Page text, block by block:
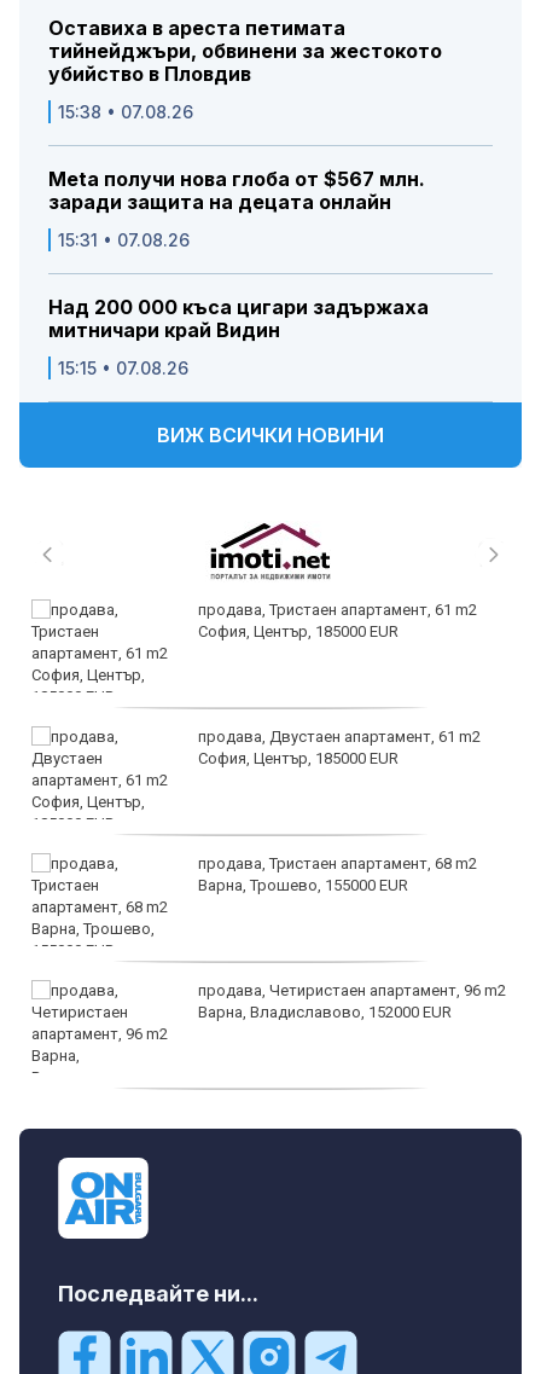
Оставиха в ареста петимата
тийнейджъри, обвинени за жестокото
убийство в Пловдив
15:38 • 07.08.26
Meta получи нова глоба от $567 млн.
заради защита на децата онлайн
15:31 • 07.08.26
Над 200 000 къса цигари задържаха
митничари край Видин
15:15 • 07.08.26
ВИЖ ВСИЧКИ НОВИНИ
продава, Тристаен апартамент, 61 m2
София, Център, 185000 EUR
продава, Двустаен апартамент, 61 m2
София, Център, 185000 EUR
продава, Тристаен апартамент, 68 m2
Варна, Трошево, 155000 EUR
продава, Четиристаен апартамент, 96 m2
Варна, Владиславово, 152000 EUR
Последвайте ни...